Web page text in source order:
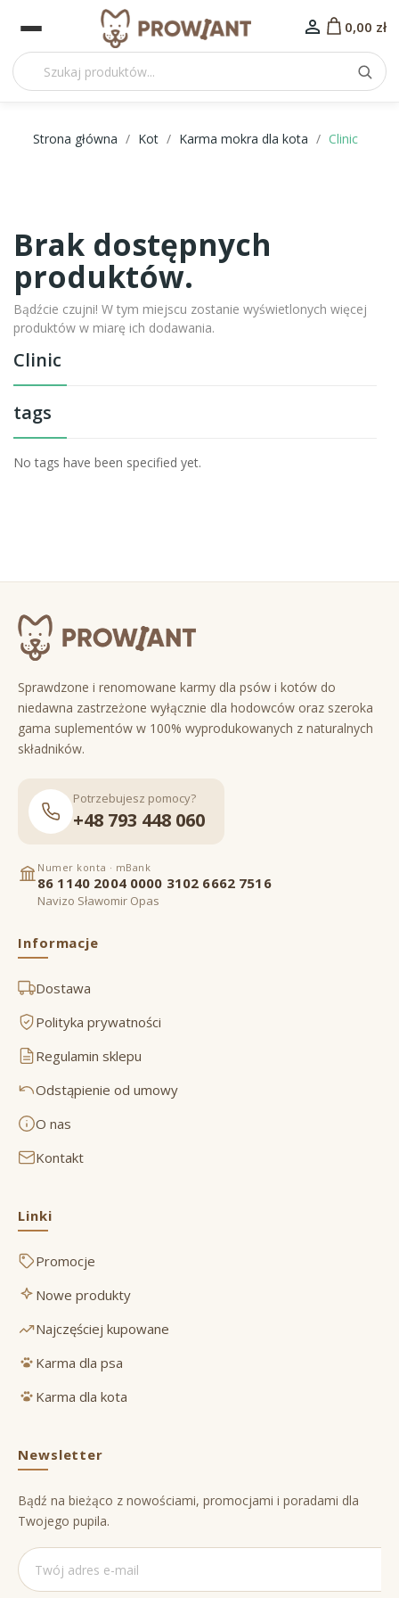
 0,00 zł
Strona główna Kot Karma mokra dla kota Clinic
Clinic
tags
No tags have been specified yet.
Brak dostępnych
produktów.
Bądźcie czujni! W tym miejscu zostanie wyświetlonych więcej
produktów w miarę ich dodawania.
Sprawdzone i renomowane karmy dla psów i kotów do
niedawna zastrzeżone wyłącznie dla hodowców oraz szeroka
gama suplementów w 100% wyprodukowanych z naturalnych
składników.
Potrzebujesz pomocy?
+48 793 448 060
Numer konta · mBank
86 1140 2004 0000 3102 6662 7516
Navizo Sławomir Opas
Informacje
Dostawa
Polityka prywatności
Regulamin sklepu
Odstąpienie od umowy
O nas
Kontakt
Linki
Promocje
Nowe produkty
Najczęściej kupowane
Karma dla psa
Karma dla kota
Newsletter
Bądź na bieżąco z nowościami, promocjami i poradami dla
Twojego pupila.